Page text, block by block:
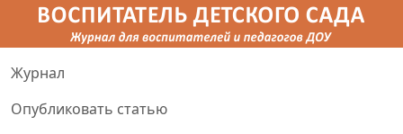
Журнал
Опубликовать статью